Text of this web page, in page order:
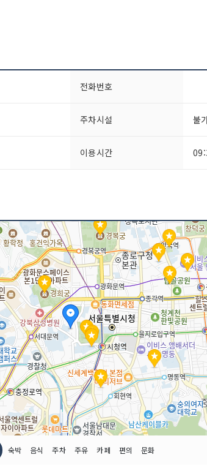
전화번호
주차시설 불
이용시간
숙박 음식 주차 주유 카페 편의 문화